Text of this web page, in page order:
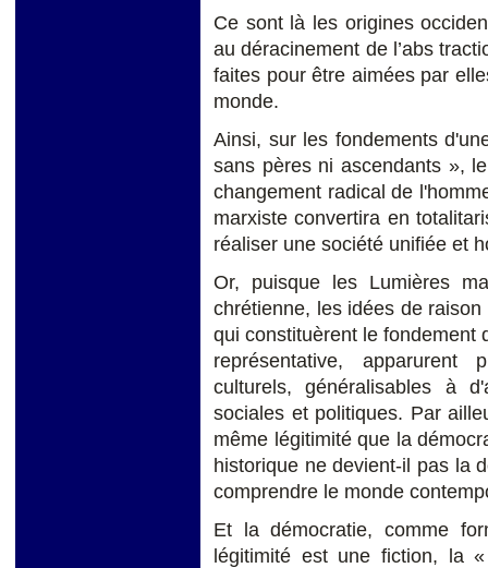
Ce sont là les origines
au déracinement de l’abs
faites pour être aimées par
monde.
Ainsi, sur les fondements
sans pères ni ascendants »,
changement radical de
marxiste convertira en
réaliser une société unifiée et
Or, puisque les Lumières
chrétienne, les idées de
qui constituèrent le fondement
représentative, apparurent
culturels, généralisables à
sociales et politiques. Par
même légitimité que la
historique ne devient-il pas la
comprendre le monde
Et la démocratie, comme
légitimité est une fiction, la